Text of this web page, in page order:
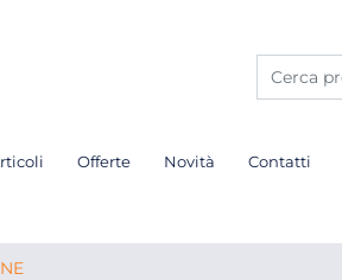
Offerte Novità Contatti